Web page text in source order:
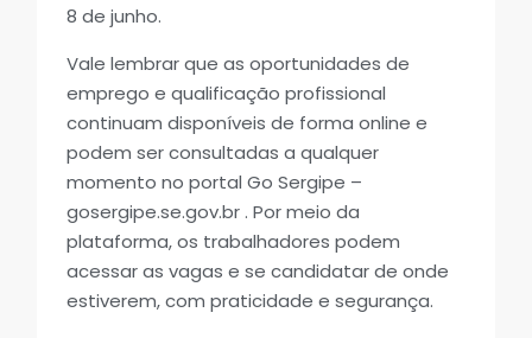
8 de junho.
Vale lembrar que as oportunidades de
emprego e qualificação profissional
continuam disponíveis de forma online e
podem ser consultadas a qualquer
momento no portal Go Sergipe –
gosergipe.se.gov.br . Por meio da
plataforma, os trabalhadores podem
acessar as vagas e se candidatar de onde
estiverem, com praticidade e segurança.